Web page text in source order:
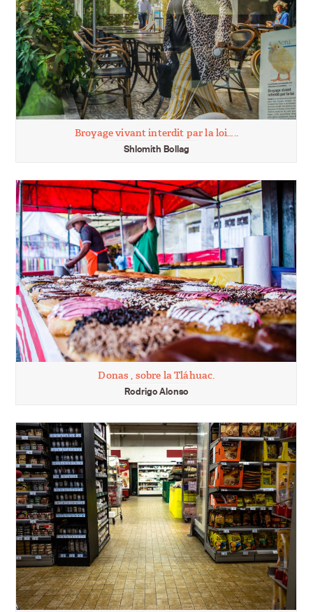
Broyage vivant interdit par la loi…..
Shlomith Bollag
Donas , sobre la Tláhuac.
Rodrigo Alonso